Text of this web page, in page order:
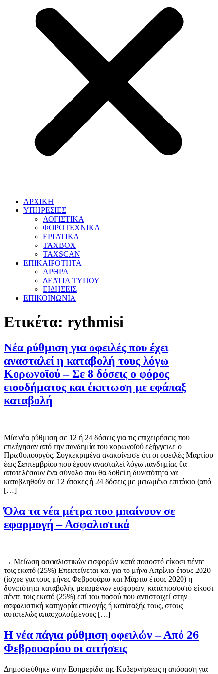
ΑΡΧΙΚΗ
ΥΠΗΡΕΣΙΕΣ
ΛΟΓΙΣΤΙΚΑ
ΦΟΡΟΤΕΧΝΙΚΑ
ΕΡΓΑΤΙΚΑ
TAXBOX
TAXSCAN
ΕΠΙΚΑΙΡΟΤΗΤΑ
ΑΡΘΡΑ
ΔΕΛΤΙΑ ΤΥΠΟΥ
ΕΙΔΗΣΕΙΣ
ΕΠΙΚΟΙΝΩΝΙΑ
Ετικέτα: rythmisi
Νέα ρύθμιση για οφειλές που έχει
ανασταλεί η καταβολή τους λόγω
Κορωνοϊού – Σε 8 δόσεις ο φόρος
εισοδήματος και έκπτωση με εφάπαξ
καταβολή
Μία νέα ρύθμιση σε 12 ή 24 δόσεις για τις επιχειρήσεις που
επλήγησαν από την πανδημία του κορωνοϊού εξήγγειλε ο
Πρωθυπουργός. Συγκεκριμένα ανακοίνωσε ότι οι οφειλές Μαρτίου
έως Σεπτεμβρίου που έχουν ανασταλεί λόγω πανδημίας θα
αποτελέσουν ένα σύνολο που θα δοθεί η δυνατότητα να
καταβληθούν σε 12 άτοκες ή 24 δόσεις με μειωμένο επιτόκιο (από
[…]
Όλα τα νέα μέτρα που μπαίνουν σε
εφαρμογή – Ασφαλιστικά
→ Μείωση ασφαλιστικών εισφορών κατά ποσοστό είκοσι πέντε
τοις εκατό (25%) Επεκτείνεται και για το μήνα Απρίλιο έτους 2020
(ίσχυε για τους μήνες Φεβρουάριο και Μάρτιο έτους 2020) η
δυνατότητα καταβολής μειωμένων εισφορών, κατά ποσοστό είκοσι
πέντε τοις εκατό (25%) επί του ποσού που αντιστοιχεί στην
ασφαλιστική κατηγορία επιλογής ή κατάταξής τους, στους
αυτοτελώς απασχολούμενους […]
Η νέα πάγια ρύθμιση οφειλών – Από 26
Φεβρουαρίου οι αιτήσεις
Δημοσιεύθηκε στην Εφημερίδα της Κυβερνήσεως η απόφαση για